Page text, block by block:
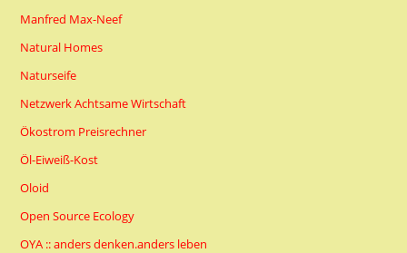
Manfred Max-Neef
Natural Homes
Naturseife
Netzwerk Achtsame Wirtschaft
Ökostrom Preisrechner
Öl-Eiweiß-Kost
Oloid
Open Source Ecology
OYA :: anders denken.anders leben